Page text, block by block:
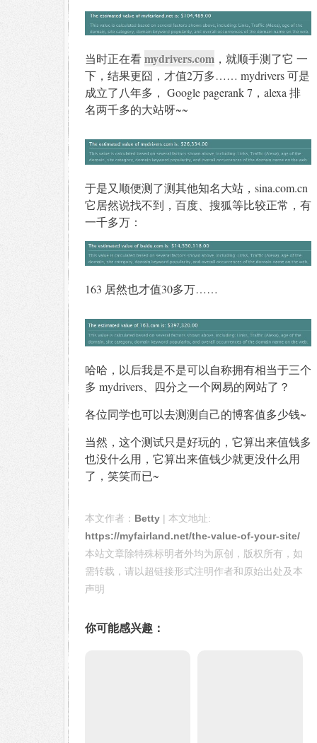
当时正在看mydrivers.com ，就顺手测了它 一
下，结果更囧，才值2万多…… mydrivers 可是
成立了八年多， Google pagerank 7，alexa 排
名两千多的大站呀~~
于是又顺便测了测其他知名大站，sina.com.cn
它居然说找不到，百度、搜狐等比较正常，有
一千多万：
163 居然也才值30多万……
哈哈，以后我是不是可以自称拥有相当于三个
多 mydrivers、四分之一个网易的网站了？
各位同学也可以去测测自己的博客值多少钱~
当然，这个测试只是好玩的，它算出来值钱多
也没什么用，它算出来值钱少就更没什么用
了，笑笑而已~
本文作者： Betty | 本文地址:
https://myfairland.net/the-value-of-your-site/
本站文章除特殊标明者外均为原创，版权所有，如
需转载，请以超链接形式注明作者和原始出处及本
声明
你可能感兴趣：